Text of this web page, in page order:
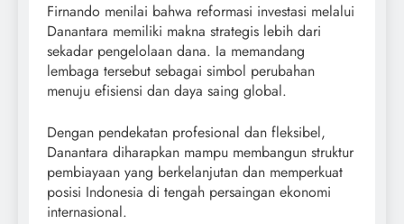
Firnando menilai bahwa reformasi investasi melalui
Danantara memiliki makna strategis lebih dari
sekadar pengelolaan dana. Ia memandang
lembaga tersebut sebagai simbol perubahan
menuju efisiensi dan daya saing global.
Dengan pendekatan profesional dan fleksibel,
Danantara diharapkan mampu membangun struktur
pembiayaan yang berkelanjutan dan memperkuat
posisi Indonesia di tengah persaingan ekonomi
internasional.